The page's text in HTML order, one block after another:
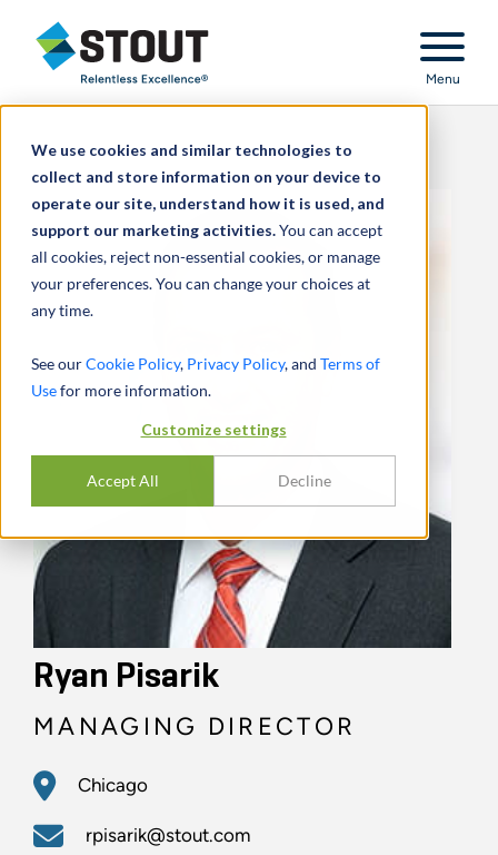
We use cookies and similar technologies to
collect and store information on your device to
operate our site, understand how it is used, and
support our marketing activities.You can accept
all cookies, reject non-essential cookies, or manage
your preferences. You can change your choices at
any time.
See ourCookie Policy, Privacy Policy, and Terms of
Usefor more information.
Customize settings
Accept All Decline
Stout Relentless Excellence
Menu
Ryan Pisarik
MANAGING DIRECTOR
Chicago
rpisarik@stout.com